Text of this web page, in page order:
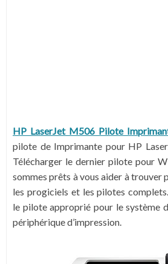
HP LaserJet M506 Pilote
pilote de Imprimante pour HP
Télécharger le dernier pilote pour
sommes prêts à vous aider à trouver
les progiciels et les pilotes
le pilote approprié pour le système
périphérique d’impression.